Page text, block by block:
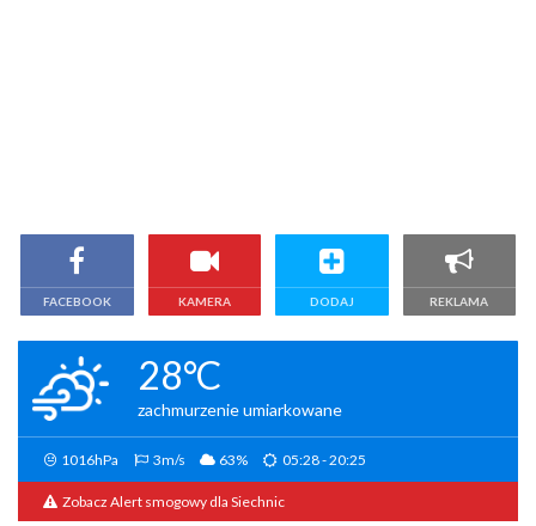
FACEBOOK KAMERA DODAJ REKLAMA
28°C
zachmurzenie umiarkowane
1016hPa 3m/s 63% 05:28 - 20:25
Zobacz Alert smogowy dla Siechnic